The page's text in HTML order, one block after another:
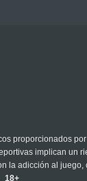
proporcionados por
implican un
la adicción al
18+